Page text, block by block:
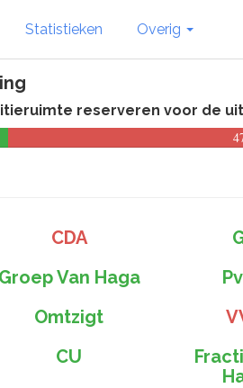
Statistieken Overig
reserveren voor de
CDA
Groep Van Haga
Omtzigt
CU